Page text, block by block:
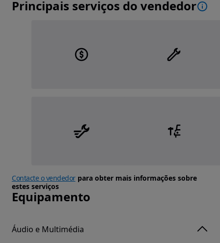
Principais serviços do vendedor
Contacte o vendedorpara obter mais informações sobre
estes serviços
Equipamento
Áudio e Multimédia